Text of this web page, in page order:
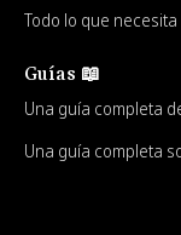
Todo lo que
Guías 📖
Una guía completa
Una guía completa